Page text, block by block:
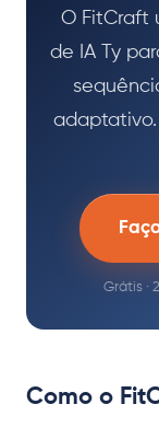
O FitCraft
de IA Ty
adaptativo.
Grátis ·
Como o